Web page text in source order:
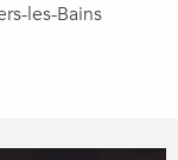
les-Bains